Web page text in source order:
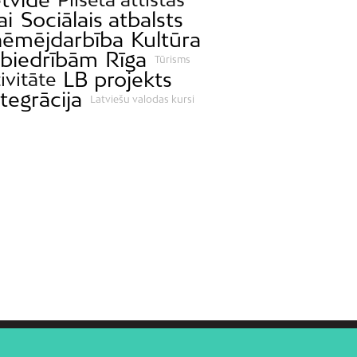
Sociālais atbalsts
Kultūra
Rīga Tūrisms
LB projekts
Latviešu valodas kursi